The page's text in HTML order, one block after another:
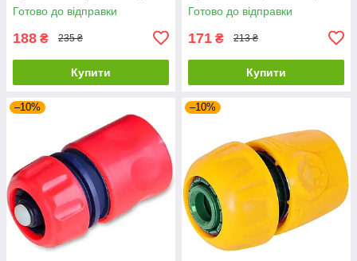
Готово до відправки
188 ₴ 235 ₴
Купити
Готово до відправки
171 ₴ 213 ₴
Купити
–10% –10%